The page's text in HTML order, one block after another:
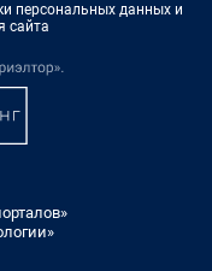
персональных данных и
сайта